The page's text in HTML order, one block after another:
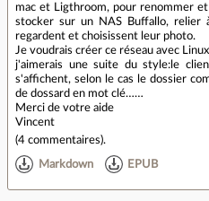
mac et Ligthroom, pour renommer
stocker sur un NAS Buffallo, relier
regardent et choisissent leur photo.
Je voudrais créer ce réseau avec
j'aimerais une suite du style:le
s'affichent, selon le cas le dossier
de dossard en mot clé……
Merci de votre aide
Vincent
(4 commentaires).
Markdown EPUB